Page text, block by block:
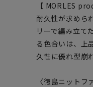
【 MORLES
耐久性が求めら
リーで編み立て
る色合いは、上
久性に優れ型崩
〈徳島ニットフ